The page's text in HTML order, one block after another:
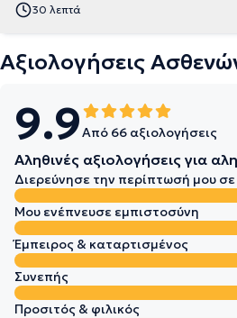
30 λεπτά
Αξιολογήσεις
9.9Από 66 αξιολογήσεις
Αληθινές αξιολογήσεις για
Διερεύνησε την περίπτωσή μου
Μου ενέπνευσε εμπιστοσύνη
Έμπειρος & καταρτισμένος
Συνεπής
Προσιτός & φιλικός